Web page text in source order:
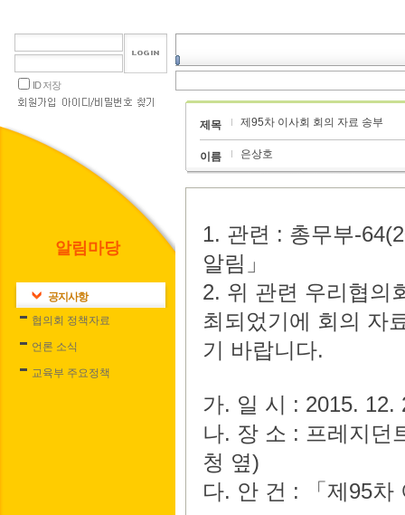
설립목적 및 주요사업
협의회 정관
교육부 주요정책
ID 저장
알림마당
공지사항
협의회 정책자료
언론 소식
교육부 주요정책
제목 제95차 이사회 회의 자료 송부
이름 은상호
1. 관련 : 총무부-
알림 」
2. 위 관련 우리협의
최되었기에 회의 자
기 바랍니다.
가. 일 시 : 2015. 12.
나. 장 소 : 프레지던
청 옆)
다. 안 건 : 「 제 95차